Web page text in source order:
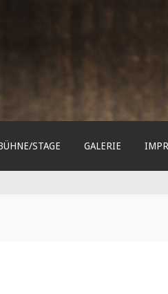
STAGE GALERIE